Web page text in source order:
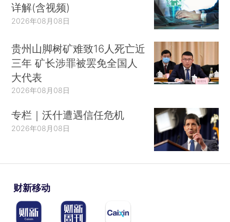
详解(含视频)
2026年08月08日
贵州山脚树矿难致16人死亡近
三年 矿长涉罪被罢免全国人
大代表
2026年08月08日
专栏｜沃什遭遇信任危机
2026年08月08日
财新移动